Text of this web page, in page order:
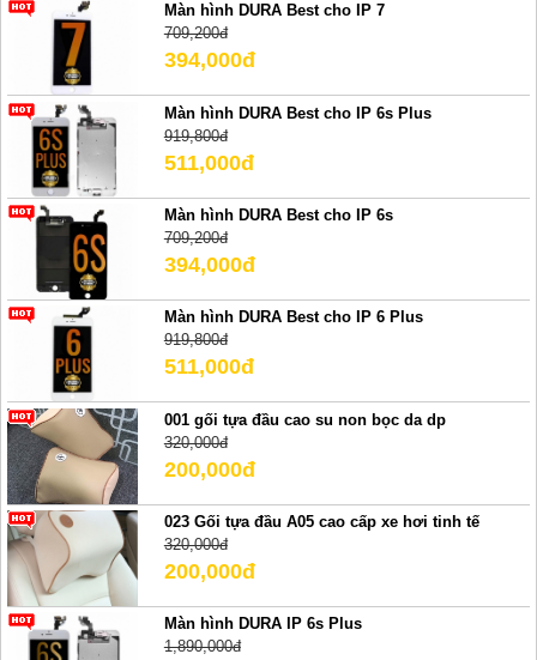
Màn hình DURA Best cho IP 7
709,200đ
394,000đ
Màn hình DURA Best cho IP 6s Plus
919,800đ
511,000đ
Màn hình DURA Best cho IP 6s
709,200đ
394,000đ
Màn hình DURA Best cho IP 6 Plus
919,800đ
511,000đ
001 gối tựa đầu cao su non bọc da dp
320,000đ
200,000đ
023 Gối tựa đầu A05 cao cấp xe hơi tinh tế
320,000đ
200,000đ
Màn hình DURA IP 6s Plus
1,890,000đ